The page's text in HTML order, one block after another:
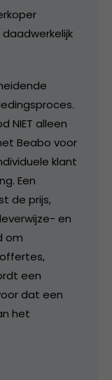
NIET alleen
Beabo voor
klant
Een
de prijs,
en
om
een
dat een
het